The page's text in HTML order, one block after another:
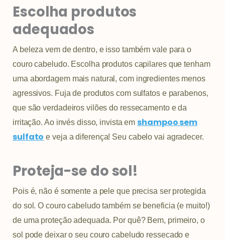
Escolha produtos
adequados
A beleza vem de dentro, e isso também vale para o
couro cabeludo. Escolha produtos capilares que tenham
uma abordagem mais natural, com ingredientes menos
agressivos. Fuja de produtos com sulfatos e parabenos,
que são verdadeiros vilões do ressecamento e da
irritação. Ao invés disso, invista em shampoo sem
sulfato e veja a diferença! Seu cabelo vai agradecer.
Proteja-se do sol!
Pois é, não é somente a pele que precisa ser protegida
do sol. O couro cabeludo também se beneficia (e muito!)
de uma proteção adequada. Por quê? Bem, primeiro, o
sol pode deixar o seu couro cabeludo ressecado e